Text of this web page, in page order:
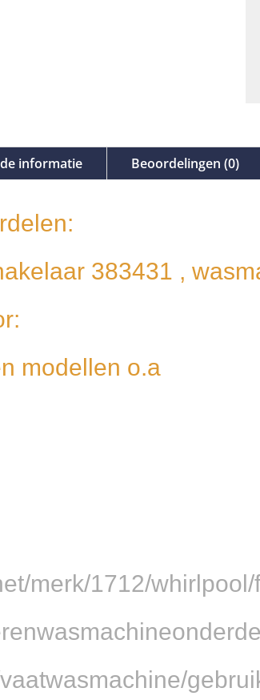
informatie Beoordelingen (0)
383431 ,
modellen o.a
merk/1712/